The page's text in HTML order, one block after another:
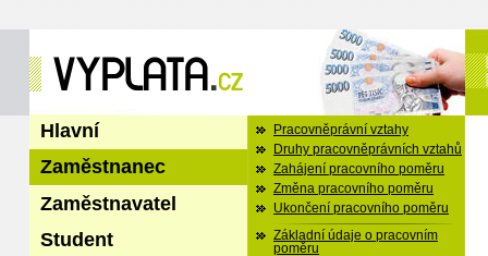
Hlavní
Zaměstnanec
Zaměstnavatel
Student
Pracovněprávní vztahy
Druhy pracovněprávních vztahů
Zahájení pracovního poměru
Změna pracovního poměru
Ukončení pracovního poměru
Základní údaje o pracovním
poměru